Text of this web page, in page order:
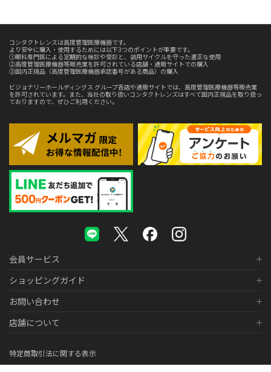
コンタクトレンズは高度管理医療機器です。
より安全に購入・使用するためには以下3つのポイントが重要です。
①眼科専門医による定期的な検診や受診と、装用サイクルを守った適正な使用
②高度管理医療機器等販売業を許可されている店舗・通販サイトでの購入
③国内正規品（高度管理医療機器承認番号がある商品）の購入
ビジョナリーホールディングス グループ各店や通販サイトでは、高度管理医療機器等販売業
を許可されています。また、当社の取り扱いコンタクトレンズはすべて国内正規品を取り扱っ
ておりますので、ぜひご利用ください。
会員サービス
ショッピングガイド
お問い合わせ
店舗について
特定商取引法に関する表示